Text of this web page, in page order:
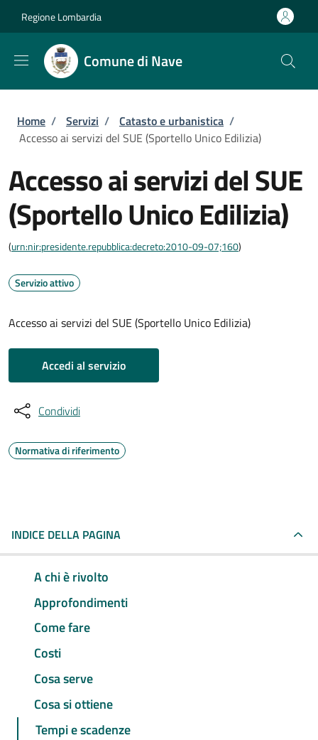
Regione Lombardia
Comune di Nave
Briciole di pane
Home / Servizi / Catasto e urbanistica /
Accesso ai servizi del SUE (Sportello Unico Edilizia)
Accesso ai servizi del SUE
(Sportello Unico Edilizia)
(urn:nir:presidente.repubblica:decreto:2010-09-07;160)
Servizio attivo
Accesso ai servizi del SUE (Sportello Unico Edilizia)
Accedi al servizio
Condividi
Normativa di riferimento
INDICE DELLA PAGINA
A chi è rivolto
Approfondimenti
Come fare
Costi
Cosa serve
Cosa si ottiene
Tempi e scadenze